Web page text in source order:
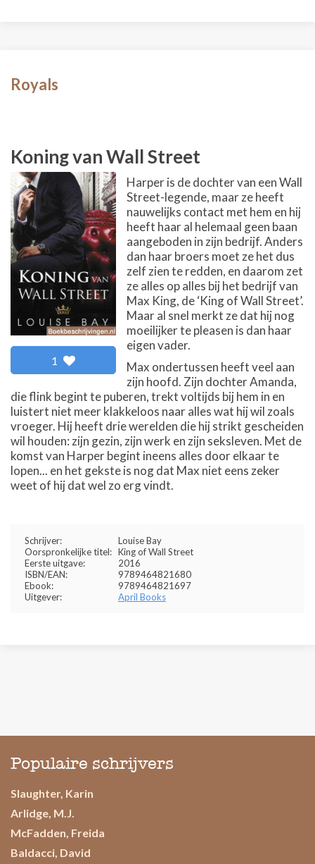
Royals
Koning van Wall Street
1
Harper is de dochter van een Wall
Street-legende, maar ze heeft
nauwelijks contact met hem en hij
heeft haar al helemaal geen baan
aangeboden in zijn bedrijf. Anders
dan haar broers moet ze het dus
zelf zien te redden, en daarom zet
ze alles op alles bij het bedrijf van
Max King, de ‘King of Wall Street’.
Maar al snel merkt ze dat hij nog
moeilijker te pleasen is dan haar
eigen vader.
Max ondertussen heeft veel aan
zijn hoofd. Zijn dochter Amanda,
die flink begint te puberen, trekt voltijds bij hem in en
luistert niet meer klakkeloos naar alles wat hij wil zoals
vroeger. Hij heeft drie werelden die hij strikt gescheiden
wil houden: zijn gezin, zijn werk en zijn seksleven. Met de
komst van Harper begint ineens alles door elkaar te
lopen... en het gekste is nog dat Max niet eens zeker
weet of hij dat wel zo erg vindt.
Schrijver:
Louise Bay
Oorspronkelijke titel: King of Wall Street
Eerste uitgave:
2016
ISBN/EAN:
9789464821680
Ebook:
9789464821697
Uitgever:
April Books
Populaire schrijvers
Slaughter, Karin
Arlidge, M.J.
McFadden, Freida
Baldacci, David